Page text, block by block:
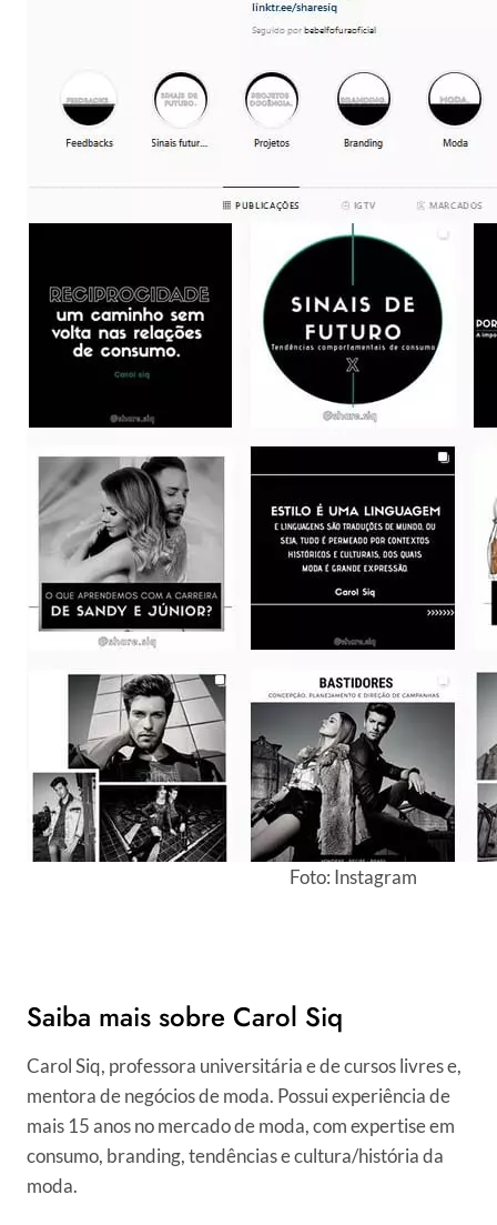
Foto: Instagram
Saiba mais sobre Carol Siq
Carol Siq, professora universitária e de cursos livres e,
mentora de negócios de moda. Possui experiência de
mais 15 anos no mercado de moda, com expertise em
consumo, branding, tendências e cultura/história da
moda.